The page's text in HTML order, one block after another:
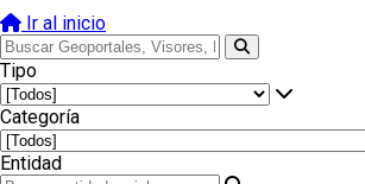
Ir al inicio
Tipo
Categoría
Entidad